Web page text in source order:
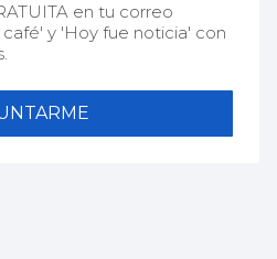
en tu correo
y 'Hoy fue noticia' con